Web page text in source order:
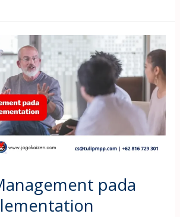
pada